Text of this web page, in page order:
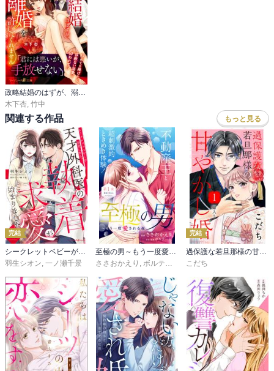
政略結婚のはずが、溺愛旦那様がご執心すぎて離婚を許してくれません
木下杏, 竹中
関連する作品 もっと見る
完結
シークレットベビーが発覚したら、天才外科医の執着求愛が始まりました【分冊版】
羽生シオン, 一ノ瀬千景
至極の男～もう一度愛される夜［ｃｏｍｉｃ ｔｉｎｔ］ 分冊版
ささおかえり , ボルテージ
完結
過保護な若旦那様の甘やかし婚 ［ｃｏｍｉｃ ｔｉｎｔ］ 分冊版
こだち